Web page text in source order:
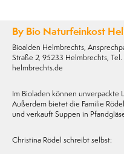
By Bio Naturfeinkost
Bioalden Helmbrechts,
Straße 2, 95233 Helmbrechts,
helmbrechts.de
Im Bioladen können
Außerdem bietet die Familie
und verkauft Suppen in
Christina Rödel schreibt selbst: